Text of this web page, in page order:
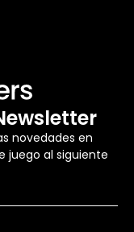
novedades en
juego al siguiente